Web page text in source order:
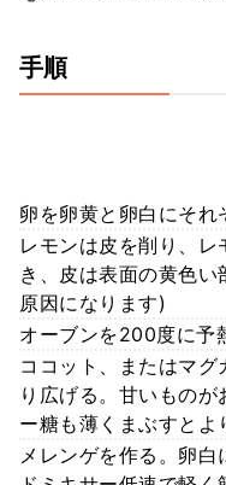
手順
卵を卵黄と卵白にそれ
レモンは皮を削り、
き、皮は表面の黄色
原因になります)
オーブンを200度に予
ココット、またはマ
り広げる。甘いものが
ー糖も薄くまぶすと
メレンゲを作る。卵